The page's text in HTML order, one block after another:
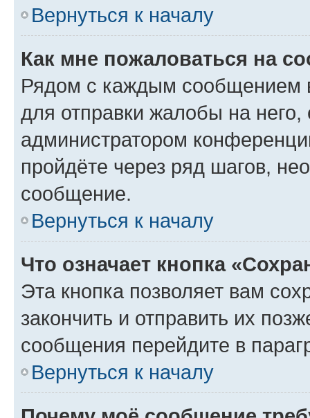
Вернуться к началу
Как мне пожаловаться на
Рядом с каждым сообщением
для отправки жалобы на
администратором
пройдёте через ряд шагов,
сообщение.
Вернуться к началу
Что означает кнопка
Эта кнопка позволяет вам
закончить и отправить их
сообщения перейдите в
Вернуться к началу